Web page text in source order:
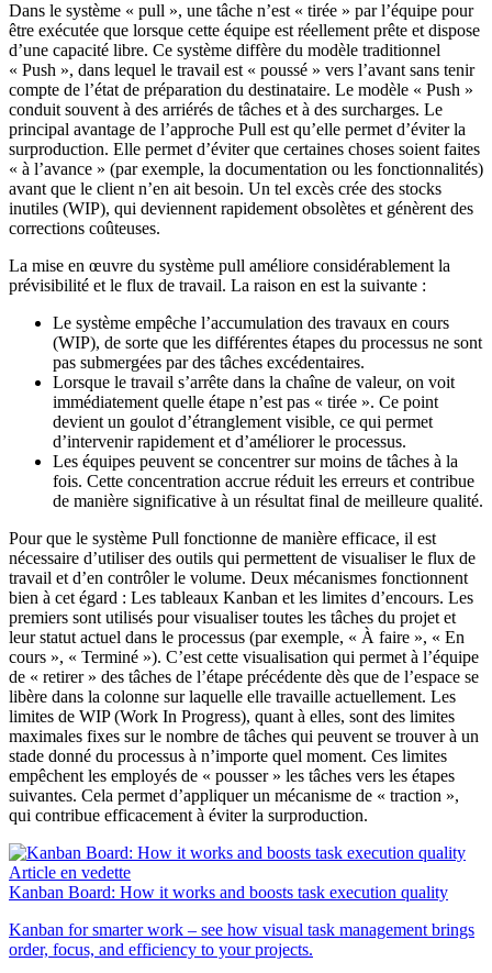
Dans le système « pull », une tâche n’est « tirée » par l’équipe pour
être exécutée que lorsque cette équipe est réellement prête et dispose
d’une capacité libre. Ce système diffère du modèle traditionnel
« Push », dans lequel le travail est « poussé » vers l’avant sans tenir
compte de l’état de préparation du destinataire. Le modèle « Push »
conduit souvent à des arriérés de tâches et à des surcharges. Le
principal avantage de l’approche Pull est qu’elle permet d’éviter la
surproduction. Elle permet d’éviter que certaines choses soient faites
« à l’avance » (par exemple, la documentation ou les fonctionnalités)
avant que le client n’en ait besoin. Un tel excès crée des stocks
inutiles (WIP), qui deviennent rapidement obsolètes et génèrent des
corrections coûteuses.
La mise en œuvre du système pull améliore considérablement la
prévisibilité et le flux de travail. La raison en est la suivante :
Le système empêche l’accumulation des travaux en cours
(WIP), de sorte que les différentes étapes du processus ne sont
pas submergées par des tâches excédentaires.
Lorsque le travail s’arrête dans la chaîne de valeur, on voit
immédiatement quelle étape n’est pas « tirée ». Ce point
devient un goulot d’étranglement visible, ce qui permet
d’intervenir rapidement et d’améliorer le processus.
Les équipes peuvent se concentrer sur moins de tâches à la
fois. Cette concentration accrue réduit les erreurs et contribue
de manière significative à un résultat final de meilleure qualité.
Pour que le système Pull fonctionne de manière efficace, il est
nécessaire d’utiliser des outils qui permettent de visualiser le flux de
travail et d’en contrôler le volume. Deux mécanismes fonctionnent
bien à cet égard : Les tableaux Kanban et les limites d’encours. Les
premiers sont utilisés pour visualiser toutes les tâches du projet et
leur statut actuel dans le processus (par exemple, « À faire », « En
cours », « Terminé »). C’est cette visualisation qui permet à l’équipe
de « retirer » des tâches de l’étape précédente dès que de l’espace se
libère dans la colonne sur laquelle elle travaille actuellement. Les
limites de WIP (Work In Progress), quant à elles, sont des limites
maximales fixes sur le nombre de tâches qui peuvent se trouver à un
stade donné du processus à n’importe quel moment. Ces limites
empêchent les employés de « pousser » les tâches vers les étapes
suivantes. Cela permet d’appliquer un mécanisme de « traction »,
qui contribue efficacement à éviter la surproduction.
Article en vedette
Kanban Board: How it works and boosts task execution quality
Kanban for smarter work – see how visual task management brings
order, focus, and efficiency to your projects.